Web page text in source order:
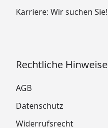
Karriere: Wir suchen Sie!
Rechtliche Hinweise
AGB
Datenschutz
Widerrufsrecht